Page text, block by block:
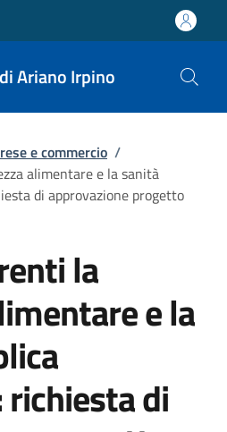
Ariano Irpino
e commercio /
alimentare e la sanità
di approvazione progetto
la
e la
di